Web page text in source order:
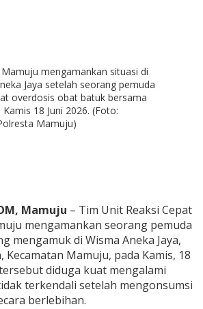
mengamankan situasi di
Jaya setelah seorang pemuda
overdosis obat batuk bersama
18 Juni 2026. (Foto:
Mamuju)
Mamuju – Tim Unit Reaksi Cepat
mengamankan seorang pemuda
mengamuk di Wisma Aneka Jaya,
Kecamatan Mamuju, pada Kamis, 18
diduga kuat mengalami
terkendali setelah mengonsumsi
berlebihan.